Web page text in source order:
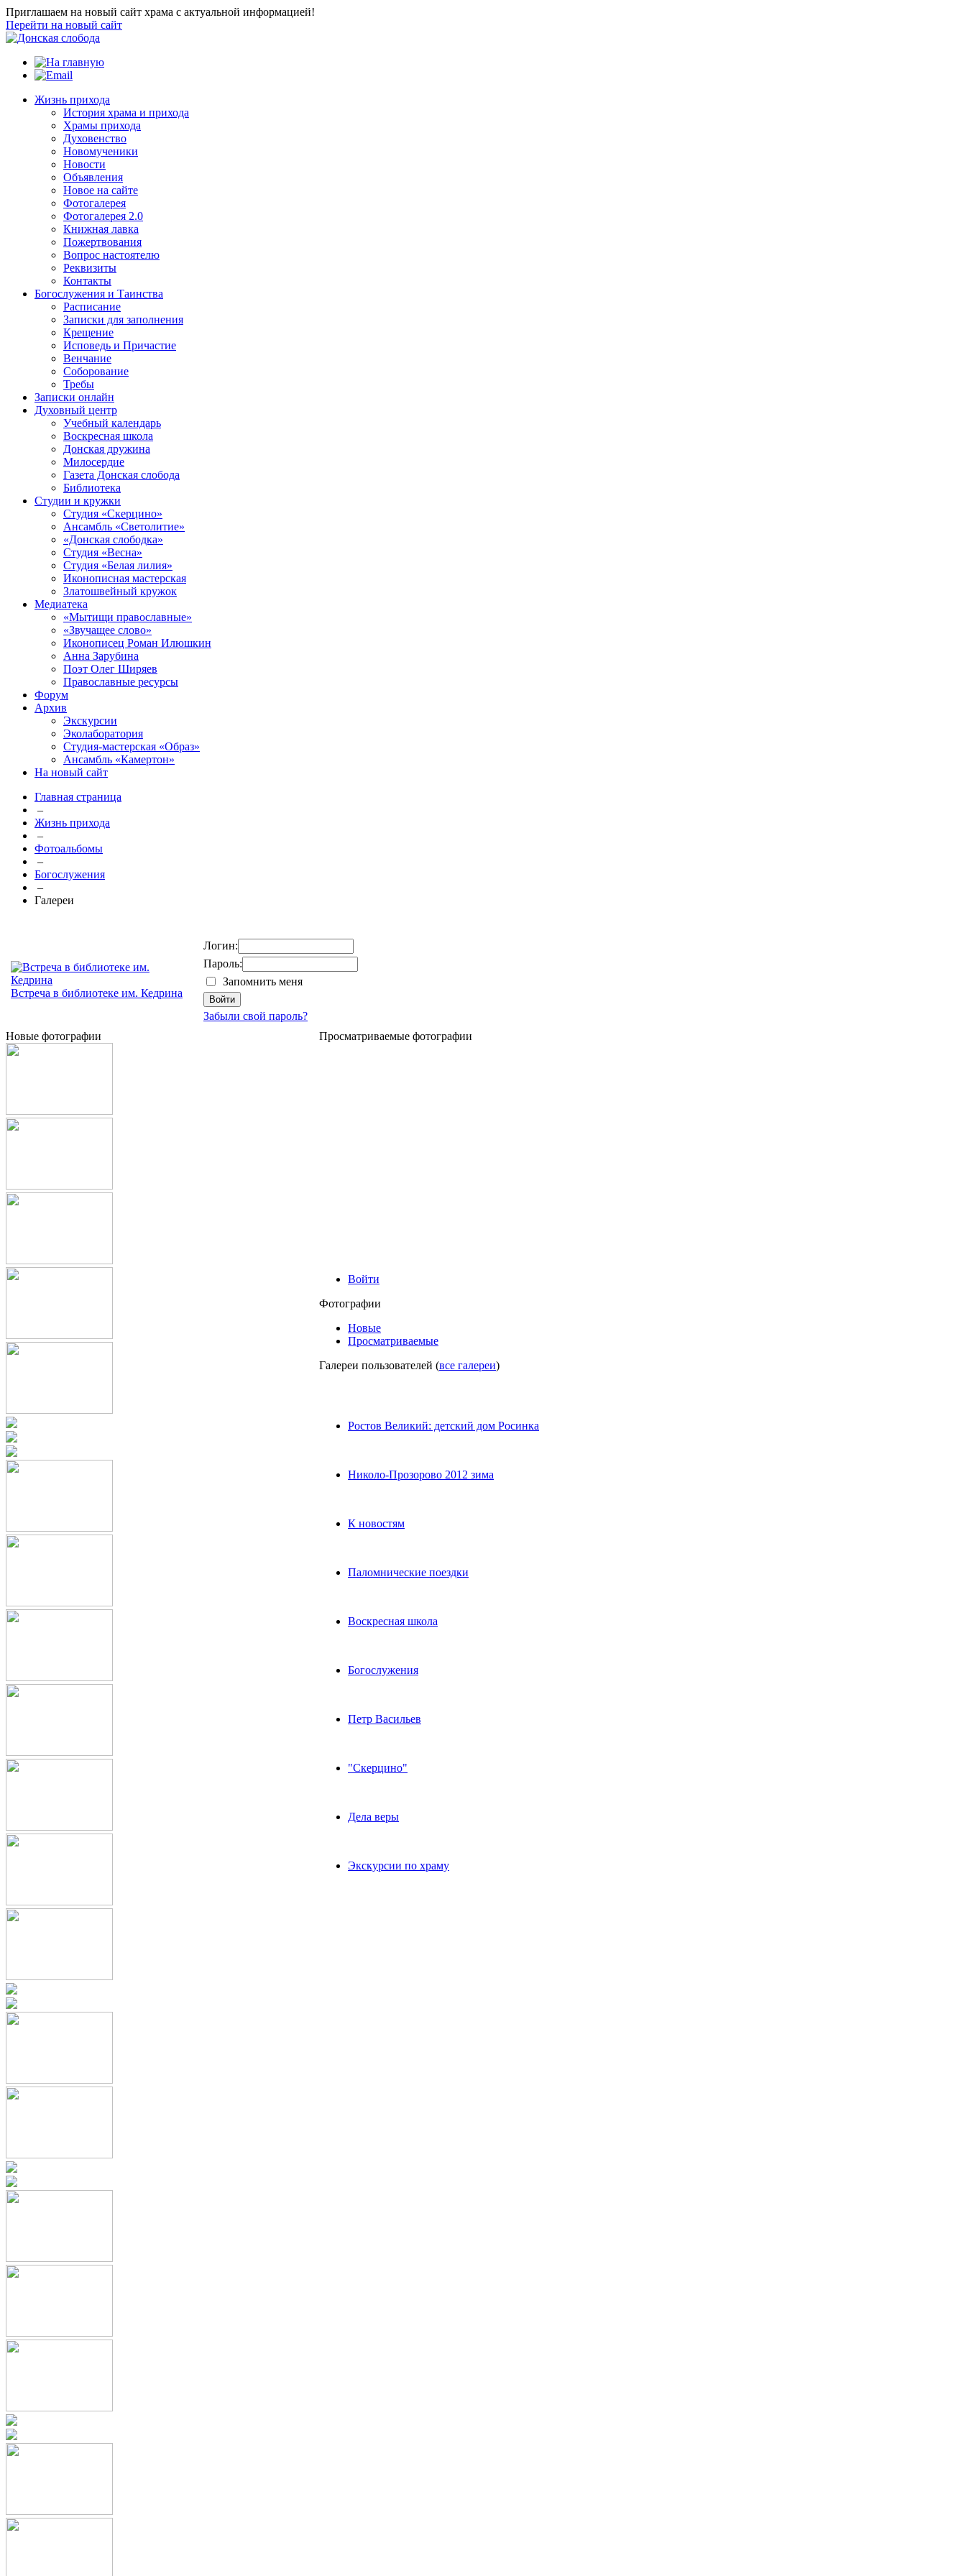
Приглашаем на новый сайт храма с актуальной информацией!
Перейти на новый сайт
Жизнь прихода
История храма и прихода
Храмы прихода
Духовенство
Новомученики
Новости
Объявления
Новое на сайте
Фотогалерея
Фотогалерея 2.0
Книжная лавка
Пожертвования
Вопрос настоятелю
Реквизиты
Контакты
Богослужения и Таинства
Расписание
Записки для заполнения
Крещение
Исповедь и Причастие
Венчание
Соборование
Требы
Записки онлайн
Духовный центр
Учебный календарь
Воскресная школа
Донская дружина
Милосердие
Газета Донская слобода
Библиотека
Студии и кружки
Студия «Скерцино»
Ансамбль «Светолитие»
«Донская слободка»
Студия «Весна»
Студия «Белая лилия»
Иконописная мастерская
Златошвейный кружок
Медиатека
«Мытищи православные»
«Звучащее слово»
Иконописец Роман Илюшкин
Анна Зарубина
Поэт Олег Ширяев
Православные ресурсы
Форум
Архив
Экскурсии
Эколаборатория
Студия-мастерская «Образ»
Ансамбль «Камертон»
На новый сайт
Главная страница
–
Жизнь прихода
–
Фотоальбомы
–
Богослужения
–
Галереи
Встреча в библиотеке им. Кедрина
Логин:
Пароль:
Запомнить меня
Забыли свой пароль?
Новые фотографии
Просматриваемые фотографии
Войти
Фотографии
Новые
Просматриваемые
Галереи пользователей (все галереи)
Ростов Великий: детский дом Росинка
Николо-Прозорово 2012 зима
К новостям
Паломнические поездки
Воскресная школа
Богослужения
Петр Васильев
"Скерцино"
Дела веры
Экскурсии по храму